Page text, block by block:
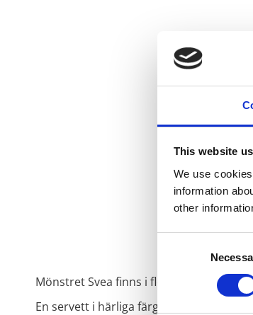
This website
We use
information
other
Mönstret Svea finns i flera produkter följ
En servett i härliga färger, som är